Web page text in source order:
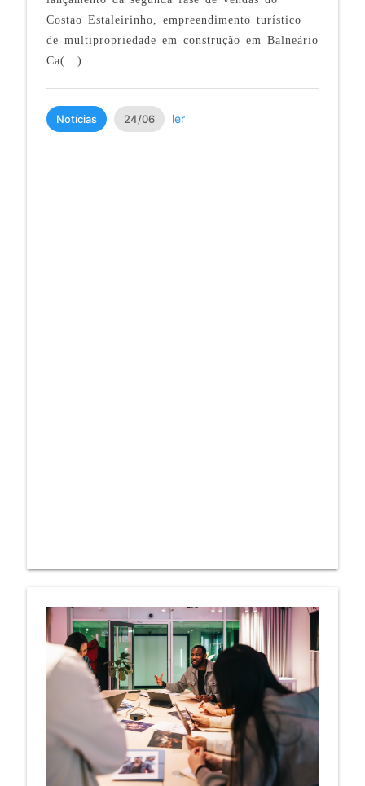
Costao Estaleirinho, empreendimento turístico
de multipropriedade em construção em Balneário
Ca(...)
Notícias 24/06 ler